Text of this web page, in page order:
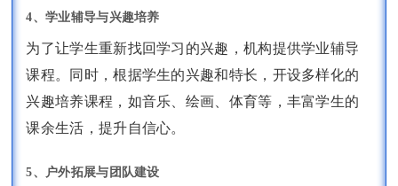
4、学业辅导与兴趣培养
为了让学生重新找回学习的兴趣，机构提供学业辅导
课程。同时，根据学生的兴趣和特长，开设多样化的
兴趣培养课程，如音乐、绘画、体育等，丰富学生的
课余生活，提升自信心。
5、户外拓展与团队建设